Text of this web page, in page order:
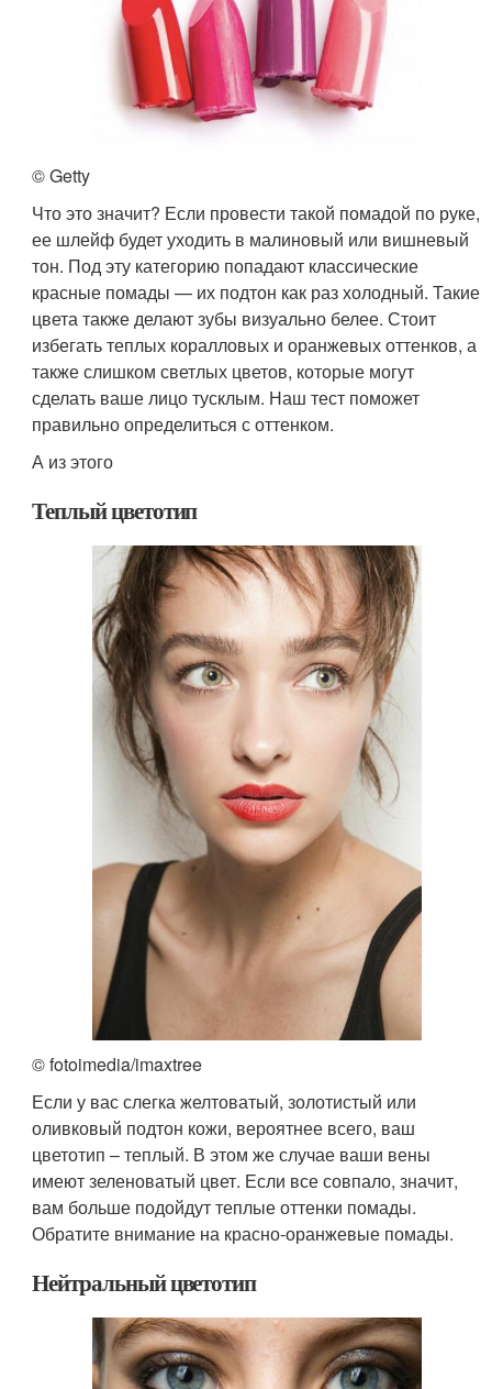
© Getty
Что это значит? Если провести такой помадой по руке,
ее шлейф будет уходить в малиновый или вишневый
тон. Под эту категорию попадают классические
красные помады — их подтон как раз холодный. Такие
цвета также делают зубы визуально белее. Стоит
избегать теплых коралловых и оранжевых оттенков, а
также слишком светлых цветов, которые могут
сделать ваше лицо тусклым. Наш тест поможет
правильно определиться с оттенком.
А из этого
Теплый цветотип
© fotoimedia/imaxtree
Если у вас слегка желтоватый, золотистый или
оливковый подтон кожи, вероятнее всего, ваш
цветотип – теплый. В этом же случае ваши вены
имеют зеленоватый цвет. Если все совпало, значит,
вам больше подойдут теплые оттенки помады.
Обратите внимание на красно-оранжевые помады.
Нейтральный цветотип